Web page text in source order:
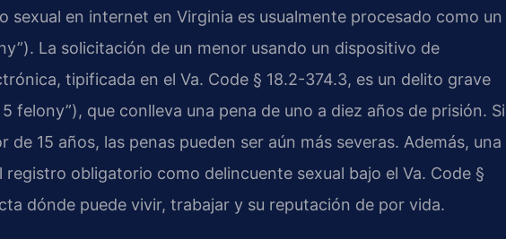
sexual en internet en Virginia es usualmente procesado como un
La solicitación de un menor usando un dispositivo de
tipificada en el Va. Code § 18.2-374.3, es un delito grave
5 felony”), que conlleva una pena de uno a diez años de prisión. Si
de 15 años, las penas pueden ser aún más severas. Además, una
registro obligatorio como delincuente sexual bajo el Va. Code §
dónde puede vivir, trabajar y su reputación de por vida.